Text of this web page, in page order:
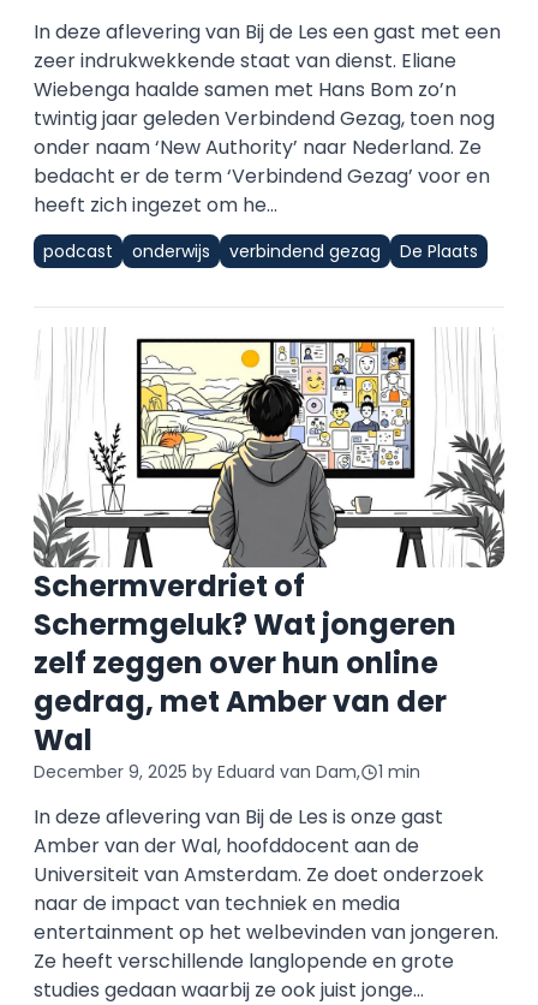
In deze aflevering van Bij de Les een gast met een
zeer indrukwekkende staat van dienst. Eliane
Wiebenga haalde samen met Hans Bom zo’n
twintig jaar geleden Verbindend Gezag, toen nog
onder naam ‘New Authority’ naar Nederland. Ze
bedacht er de term ‘Verbindend Gezag’ voor en
heeft zich ingezet om he...
podcast onderwijs verbindend gezag De Plaats
Schermverdriet of
Schermgeluk? Wat jongeren
zelf zeggen over hun online
gedrag, met Amber van der
Wal
December 9, 2025 by Eduard van Dam, 1 min
In deze aflevering van Bij de Les is onze gast
Amber van der Wal, hoofddocent aan de
Universiteit van Amsterdam. Ze doet onderzoek
naar de impact van techniek en media
entertainment op het welbevinden van jongeren.
Ze heeft verschillende langlopende en grote
studies gedaan waarbij ze ook juist jonge...